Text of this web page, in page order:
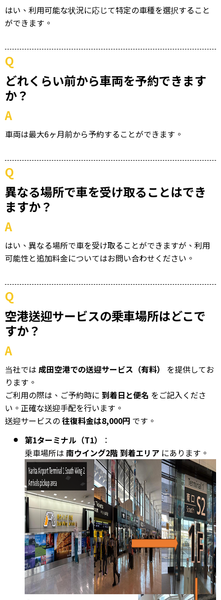
はい、利用可能な状況に応じて特定の車種を選択すること
ができます。
Q
どれくらい前から車両を予約できます
か？
A
車両は最大6ヶ月前から予約することができます。
Q
異なる場所で車を受け取ることはでき
ますか？
A
はい、異なる場所で車を受け取ることができますが、利用
可能性と追加料金についてはお問い合わせください。
Q
空港送迎サービスの乗車場所はどこで
すか？
A
当社では 成田空港での送迎サービス（有料）
を提供してお
ります。
ご利用の際は、ご予約時に 到着日と便名 をご記入くださ
い。正確な送迎手配を行います。
送迎サービスの 往復料金は8,000円 です。
第1ターミナル（T1）
：
乗車場所は 南ウイング2階 到着エリア にあります。